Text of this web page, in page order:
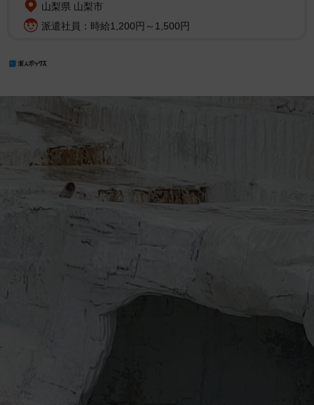
山梨県 山梨市
派遣社員：時給1,200円～1,500円